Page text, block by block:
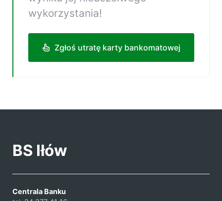
wykorzystania!
Zgłoś utratę karty bankomatowej
BS Iłów
Centrala Banku